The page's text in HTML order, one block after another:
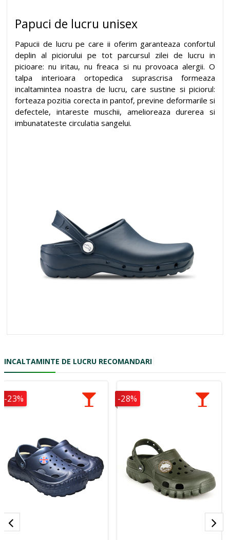
Papuci de lucru unisex
Papucii de lucru pe care ii oferim garanteaza confortul
deplin al piciorului pe tot parcursul zilei de lucru in
picioare: nu iritau, nu freaca si nu provoaca alergii. O
talpa interioara ortopedica suprascrisa formeaza
incaltamintea noastra de lucru, care sustine si piciorul:
forteaza pozitia corecta in pantof, previne deformarile si
defectele, intareste muschii, amelioreaza durerea si
imbunatateste circulatia sangelui.
INCALTAMINTE DE LUCRU RECOMANDARI
-23% -28%